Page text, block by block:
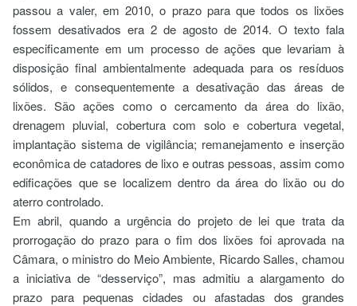
passou a valer, em 2010, o prazo para que todos os lixões
fossem desativados era 2 de agosto de 2014. O texto fala
especificamente em um processo de ações que levariam à
disposição final ambientalmente adequada para os resíduos
sólidos, e consequentemente a desativação das áreas de
lixões. São ações como o cercamento da área do lixão,
drenagem pluvial, cobertura com solo e cobertura vegetal,
implantação sistema de vigilância; remanejamento e inserção
econômica de catadores de lixo e outras pessoas, assim como
edificações que se localizem dentro da área do lixão ou do
aterro controlado.
Em abril, quando a urgência do projeto de lei que trata da
prorrogação do prazo para o fim dos lixões foi aprovada na
Câmara, o ministro do Meio Ambiente, Ricardo Salles, chamou
a iniciativa de “desserviço”, mas admitiu a alargamento do
prazo para pequenas cidades ou afastadas dos grandes